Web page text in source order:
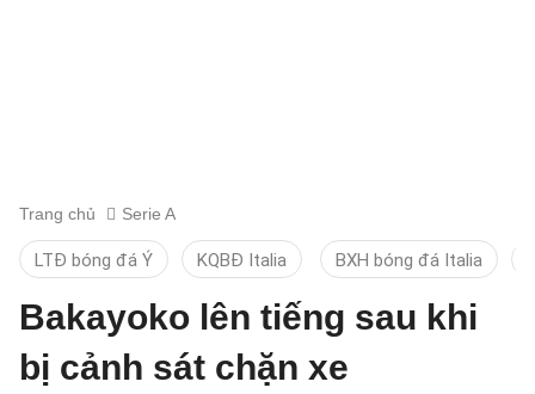
Trang chủ Serie A
LTĐ bóng đá Ý KQBĐ Italia BXH bóng đá Italia
Bakayoko lên tiếng sau khi
bị cảnh sát chặn xe